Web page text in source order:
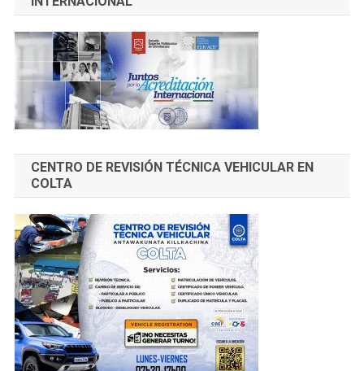
CENTRO DE REVISIÓN TÉCNICA VEHICULAR EN
COLTA